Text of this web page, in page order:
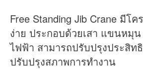
Free Standing Jib Crane มีโค
ง่าย ประกอบด้วยเสา แขนหมุน
ไฟฟ้า สามารถปรับปรุงประสิท
ปรับปรุงสภาพการทำงาน